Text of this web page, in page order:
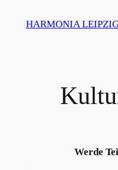
InhaltHARMONIA
Werde